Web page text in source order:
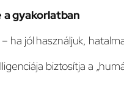
a gyakorlatban
ha jól használjuk,
biztosítja a